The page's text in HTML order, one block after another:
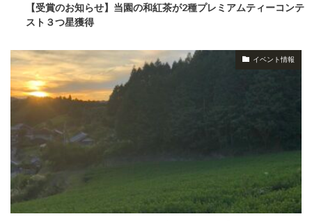
【受賞のお知らせ】当園の和紅茶が2種プレミアムティーコンテ
スト３つ星獲得
イベント情報